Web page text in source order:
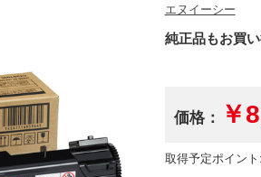
エヌイーシー
純正品もお買
価格： ￥
取得予定ポイント